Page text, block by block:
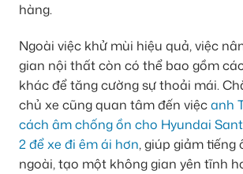
hàng.
Ngoài việc khử mùi hiệu quả, việc
gian nội thất còn có thể bao gồm
khác để tăng cường sự thoải mái.
chủ xe cũng quan tâm đến việcanh
cách âm chống ồn cho Hyundai
2 để xe đi êm ái hơn, giúp giảm tiếng
ngoài, tạo một không gian yên tĩnh